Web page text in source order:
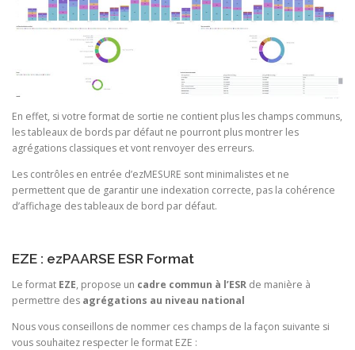
En effet, si votre format de sortie ne contient plus les champs communs,
les tableaux de bords par défaut ne pourront plus montrer les
agrégations classiques et vont renvoyer des erreurs.
Les contrôles en entrée d’ezMESURE sont minimalistes et ne
permettent que de garantir une indexation correcte, pas la cohérence
d’affichage des tableaux de bord par défaut.
EZE : ezPAARSE ESR Format
Le format EZE, propose un cadre commun à l’ESR de manière à
permettre des agrégations au niveau national
Nous vous conseillons de nommer ces champs de la façon suivante si
vous souhaitez respecter le format EZE :